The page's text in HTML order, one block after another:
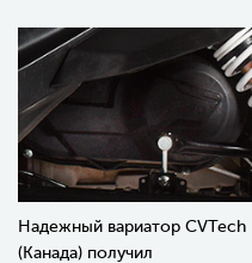
Надежный вариатор CVTech
(Канада) получил